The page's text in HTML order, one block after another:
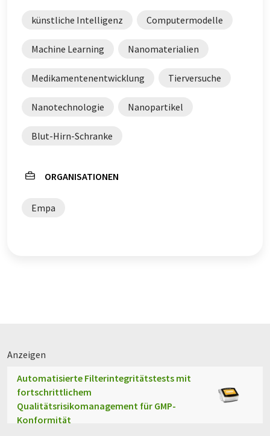
künstliche Intelligenz Computermodelle
Machine Learning Nanomaterialien
Medikamentenentwicklung Tierversuche
Nanotechnologie Nanopartikel
Blut-Hirn-Schranke
ORGANISATIONEN
Empa
Anzeigen
Automatisierte Filterintegritätstests mit
fortschrittlichem
Qualitätsrisikomanagement für GMP-
Konformität